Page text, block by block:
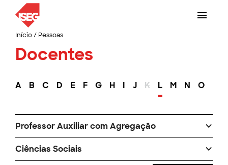
Início/ Pessoas
Docentes
A B C D E F G H I J K L M N O
Professor Auxiliar com Agregação
Ciências Sociais